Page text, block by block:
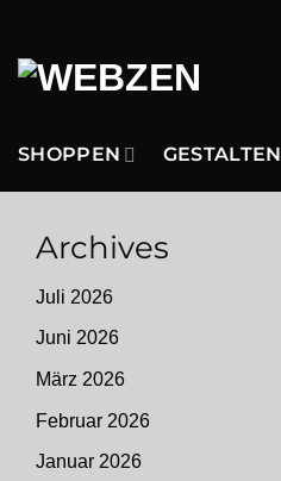
springen
SHOPPEN GESTALTEN
Archives
Juli 2026
Juni 2026
März 2026
Februar 2026
Januar 2026